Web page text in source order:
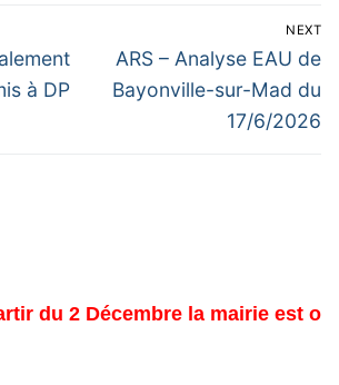
à DP
NEXT
Next
post:
ARS – Analyse EAU de
Bayonville-sur-Mad du
17/6/2026
du 2 Décembre la mairie est